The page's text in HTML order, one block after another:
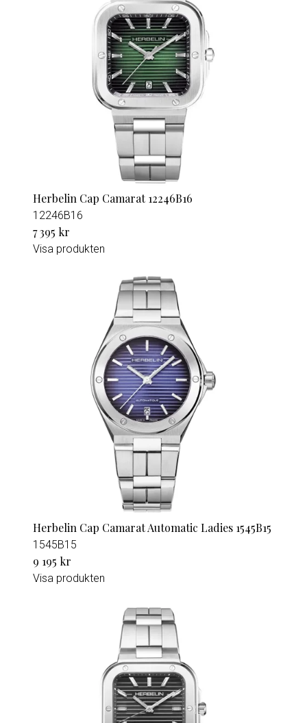
Herbelin Cap Camarat 12246B16
12246B16
7 395 kr
Visa produkten
Herbelin Cap Camarat Automatic Ladies 1545B15
1545B15
9 195 kr
Visa produkten